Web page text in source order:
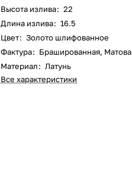
Высота излива: 22
Длина излива: 16.5
Цвет: Золото шлифованное
Фактура: Брашированная,
Материал: Латунь
Все характеристики